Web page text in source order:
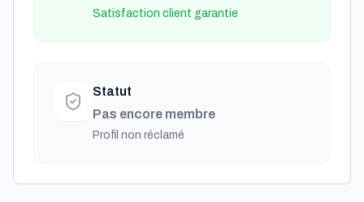
Satisfaction client garantie
Statut
Pas encore membre
Profil non réclamé